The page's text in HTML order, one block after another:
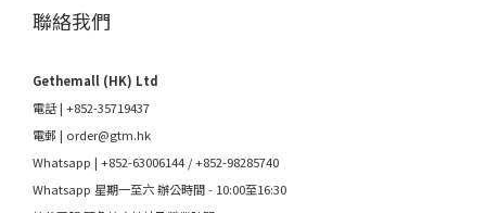
聯絡我們
Gethemall (HK) Ltd
電話 | +852-35719437
電郵 | order@gtm.hk
Whatsapp | +852-63006144 /+852-98285740
Whatsapp 星期一至六 辦公時間 - 10:00至16:30